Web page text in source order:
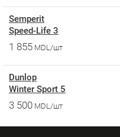
Semperit
Speed-Life 3
1 855 MDL/шт
Dunlop
Winter Sport 5
3 500 MDL/шт